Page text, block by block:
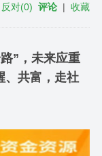
反对(0) 评论 |收藏
”，未来应重
、共富，走社